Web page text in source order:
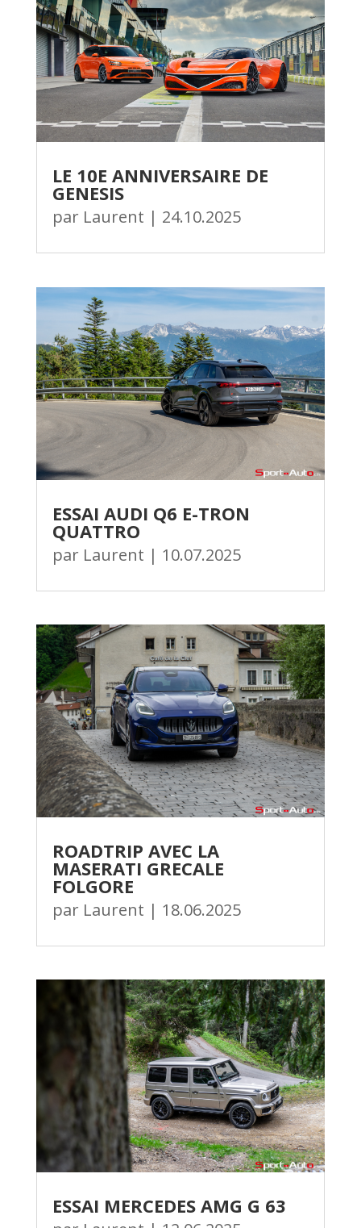
LE 10E ANNIVERSAIRE DE
GENESIS
par Laurent | 24.10.2025
ESSAI AUDI Q6 E-TRON
QUATTRO
par Laurent | 10.07.2025
ROADTRIP AVEC LA
MASERATI GRECALE
FOLGORE
par Laurent | 18.06.2025
ESSAI MERCEDES AMG G 63